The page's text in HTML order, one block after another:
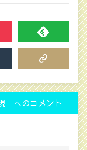
FEEDLY
」へのコメント